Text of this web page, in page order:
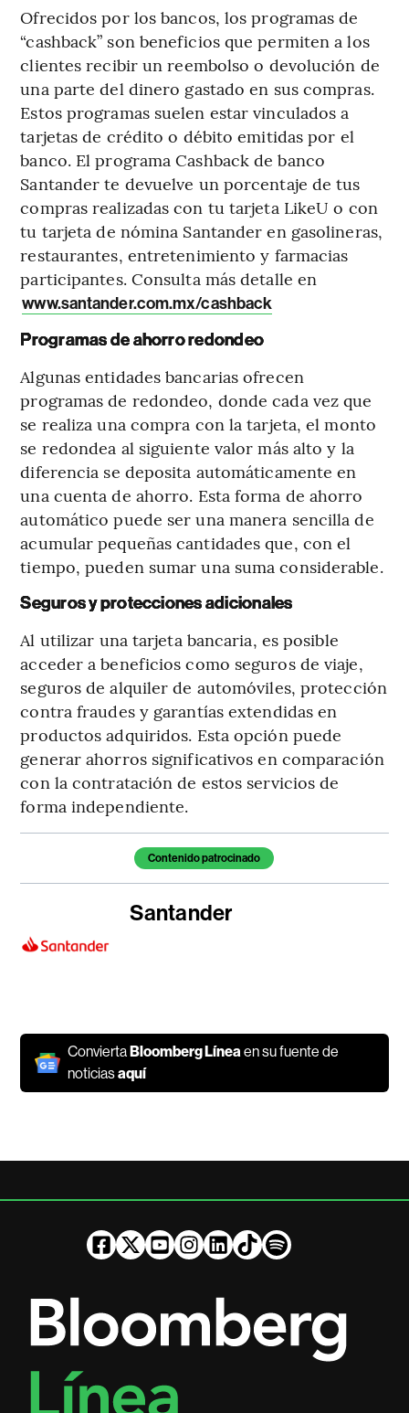
Ofrecidos por los bancos, los programas de
“cashback” son beneficios que permiten a los
clientes recibir un reembolso o devolución de
una parte del dinero gastado en sus compras.
Estos programas suelen estar vinculados a
tarjetas de crédito o débito emitidas por el
banco. El programa Cashback de banco
Santander te devuelve un porcentaje de tus
compras realizadas con tu tarjeta LikeU o con
tu tarjeta de nómina Santander en gasolineras,
restaurantes, entretenimiento y farmacias
participantes. Consulta más detalle en
www.santander.com.mx/cashback
Programas de ahorro redondeo
Algunas entidades bancarias ofrecen
programas de redondeo, donde cada vez que
se realiza una compra con la tarjeta, el monto
se redondea al siguiente valor más alto y la
diferencia se deposita automáticamente en
una cuenta de ahorro. Esta forma de ahorro
automático puede ser una manera sencilla de
acumular pequeñas cantidades que, con el
tiempo, pueden sumar una suma considerable.
Seguros y protecciones adicionales
Al utilizar una tarjeta bancaria, es posible
acceder a beneficios como seguros de viaje,
seguros de alquiler de automóviles, protección
contra fraudes y garantías extendidas en
productos adquiridos. Esta opción puede
generar ahorros significativos en comparación
con la contratación de estos servicios de
forma independiente.
Temas de este artículoContenido patrocinado
Santander
ConviertaBloomberg Líneaen su fuente de
noticiasaquí